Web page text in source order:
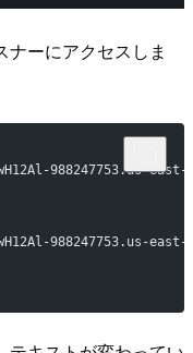
ーにアクセスしま
988247753.us-east-
988247753.us-east-